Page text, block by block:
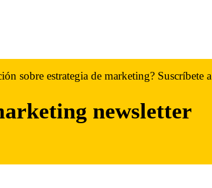
sobre estrategia de marketing? Suscríbete a
newsletter